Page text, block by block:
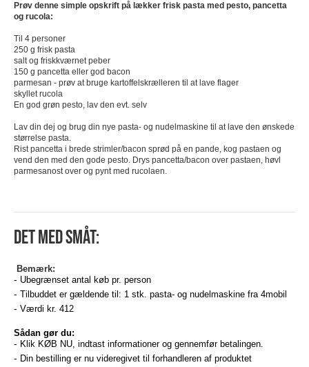
Prøv denne simple opskrift på lækker frisk pasta med pesto, pancetta
og rucola:
Til 4 personer
250 g frisk pasta
salt og friskkværnet peber
150 g pancetta eller god bacon
parmesan - prøv at bruge kartoffelskrælleren til at lave flager
skyllet rucola
En god grøn pesto, lav den evt. selv
Lav din dej og brug din nye pasta- og nudelmaskine til at lave den ønskede
størrelse pasta.
Rist pancetta i brede strimler/bacon sprød på en pande, kog pastaen og
vend den med den gode pesto. Drys pancetta/bacon over pastaen, høvl
parmesanost over og pynt med rucolaen.
Det med småt:
Bemærk:
Ubegrænset antal køb pr. person
Tilbuddet er gældende til: 1 stk. pasta- og nudelmaskine fra 4mobil
Værdi kr. 412
Sådan gør du:
Klik KØB NU, indtast informationer og gennemfør betalingen.
Din bestilling er nu videregivet til forhandleren af produktet